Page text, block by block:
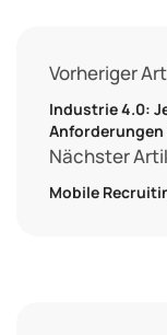
Vorheriger
Industrie 4.0:
Anforderungen
Nächster
Mobile